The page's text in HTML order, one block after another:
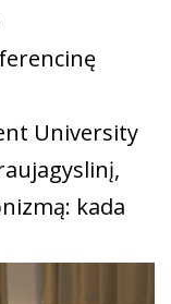
University
kada